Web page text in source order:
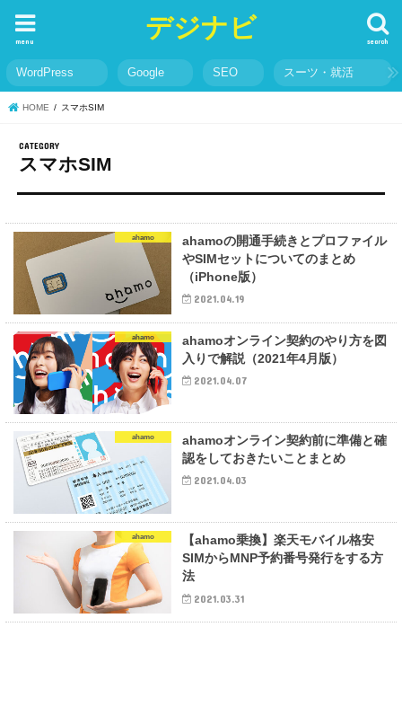
デジナビ search
menu
WordPress Google SEO スーツ・就活
HOME スマホSIM
スマホSIM
ahamo
ahamoの開通手続きとプロファイル
やSIMセットについてのまとめ
（iPhone版）
2021.04.19
ahamo
ahamoオンライン契約のやり方を図
入りで解説（2021年4月版）
2021.04.07
ahamo
ahamoオンライン契約前に準備と確
認をしておきたいことまとめ
2021.04.03
ahamo
【ahamo乗換】楽天モバイル格安
SIMからMNP予約番号発行をする方
法
2021.03.31